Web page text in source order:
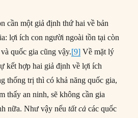
cần một giả định thứ hai về bản
lợi ích con người ngoài tồn tại còn
quốc gia cũng vậy.[9] Về mặt lý
kết hợp hai giả định về lợi ích
thống trị thì có khả năng quốc gia,
thấy an ninh, sẽ không cần gia
nữa. Như vậy nếutất cả các quốc